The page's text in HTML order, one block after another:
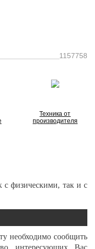
1157758
Техника от
производителя
с физическими, так и с
необходимо сообщить
интересующих Вас